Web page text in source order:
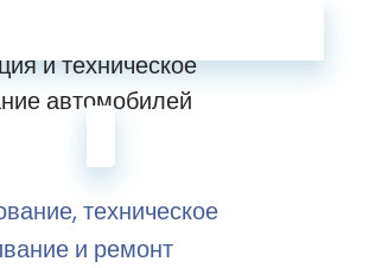
и техническое
автомобилей
техническое
и ремонт